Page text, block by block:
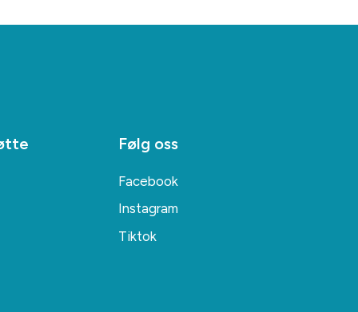
Følg oss
Facebook
Instagram
Tiktok